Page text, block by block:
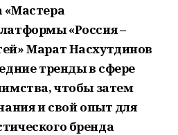
«Мастера
«Россия –
Марат Насхутдинов
тренды в сфере
чтобы затем
и свой опыт для
бренда